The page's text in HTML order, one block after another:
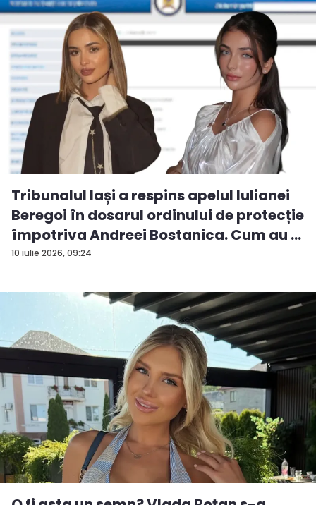
10 iulie 2026, 09:24
Tribunalul Iași a respins apelul Iulianei
Beregoi în dosarul ordinului de protecție
împotriva Andreei Bostanica. Cum au ...